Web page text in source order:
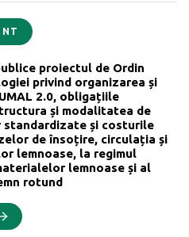
proiectul de Ordin
privind organizarea și
2.0, obligațiile
și modalitatea de
și costurile
de însoțire, circulația și
lemnoase, la regimul
lemnoase și al
rotund